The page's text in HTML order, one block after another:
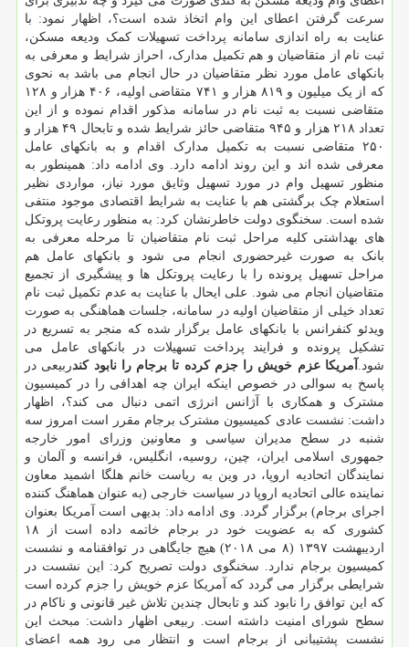
سرعت گرفتن اعطای این وام اتخاذ شده است؟، اظهار نمود: با
عنایت به راه اندازی سامانه پرداخت تسهیلات کمک ودیعه مسکن،
ثبت نام از متقاضیان و هم تکمیل مدارک، احراز شرایط و معرفی به
بانکهای عامل مورد نظر متقاضیان در حال انجام می باشد به نحوی
که از یک میلیون و ۸۱۹ هزار و ۷۴۱ متقاضی اولیه، ۴۰۶ هزار و ۱۲۸
متقاضی نسبت به ثبت نام در سامانه مذکور اقدام نموده و از این
تعداد ۲۱۸ هزار و ۹۴۵ متقاضی حائز شرایط شده و تابحال ۴۹ هزار و
۲۵۰ متقاضی نسبت به تکمیل مدارک اقدام و به بانکهای عامل
معرفی شده اند و این روند ادامه دارد. وی ادامه داد: همینطور به
منظور تسهیل وام در مورد تسهیل وثایق مورد نیاز، مواردی نظیر
استعلام چک برگشتی هم با عنایت به شرایط اقتصادی موجود منتفی
شده است. سخنگوی دولت خاطرنشان کرد: به منظور رعایت پروتکل
های بهداشتی کلیه مراحل ثبت نام متقاضیان تا مرحله معرفی به
بانک به صورت غیرحضوری انجام می شود و بانکهای عامل هم
مراحل تسهیل پرونده را با رعایت پروتکل ها و پیشگیری از تجمیع
متقاضیان انجام می شود. علی ایحال با عنایت به عدم تکمیل ثبت نام
تعداد خیلی از متقاضیان اولیه در سامانه، جلسات هماهنگی به صورت
ویدئو کنفرانس با بانکهای عامل برگزار شده که منجر به تسریع در
تشکیل پرونده و فرایند پرداخت تسهیلات در بانکهای عامل می
شود.
آمریکا عزم خویش را جزم کرده تا برجام را نابود کندربیعی در
پاسخ به سوالی در خصوص اینکه ایران چه اهدافی را در کمیسیون
مشترک و همکاری با آژانس انرژی اتمی دنبال می کند؟، اظهار
داشت: نشست عادی کمیسیون مشترک برجام مقرر است امروز سه
شنبه در سطح مدیران سیاسی و معاونین وزرای امور خارجه
جمهوری اسلامی ایران، چین، روسیه، انگلیس، فرانسه و آلمان و
نمایندگان اتحادیه اروپا، در وین به ریاست خانم هلگا اشمید معاون
نماینده عالی اتحادیه اروپا در سیاست خارجی (به عنوان هماهنگ کننده
اجرای برجام) برگزار گردد. وی ادامه داد: بدیهی است آمریکا بعنوان
کشوری که به عضویت خود در برجام خاتمه داده است از ۱۸
اردیبهشت ۱۳۹۷ (۸ می ۲۰۱۸) هیچ جایگاهی در توافقنامه و نشست
کمیسیون برجام ندارد. سخنگوی دولت تصریح کرد: این نشست در
شرایطی برگزار می گردد که آمریکا عزم خویش را جزم کرده است
که این توافق را نابود کند و تابحال چندین تلاش غیر قانونی و ناکام در
سطح شورای امنیت داشته است. ربیعی اظهار داشت: مبحث این
نشست پشتیبانی از برجام است و انتظار می رود همه اعضای